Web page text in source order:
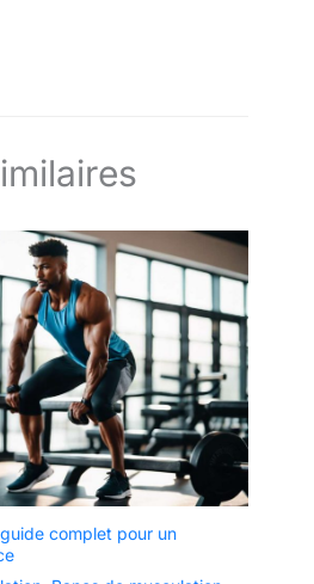
complet pour un